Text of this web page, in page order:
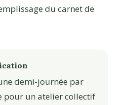
du carnet de
demi-journée par
pour un atelier collectif